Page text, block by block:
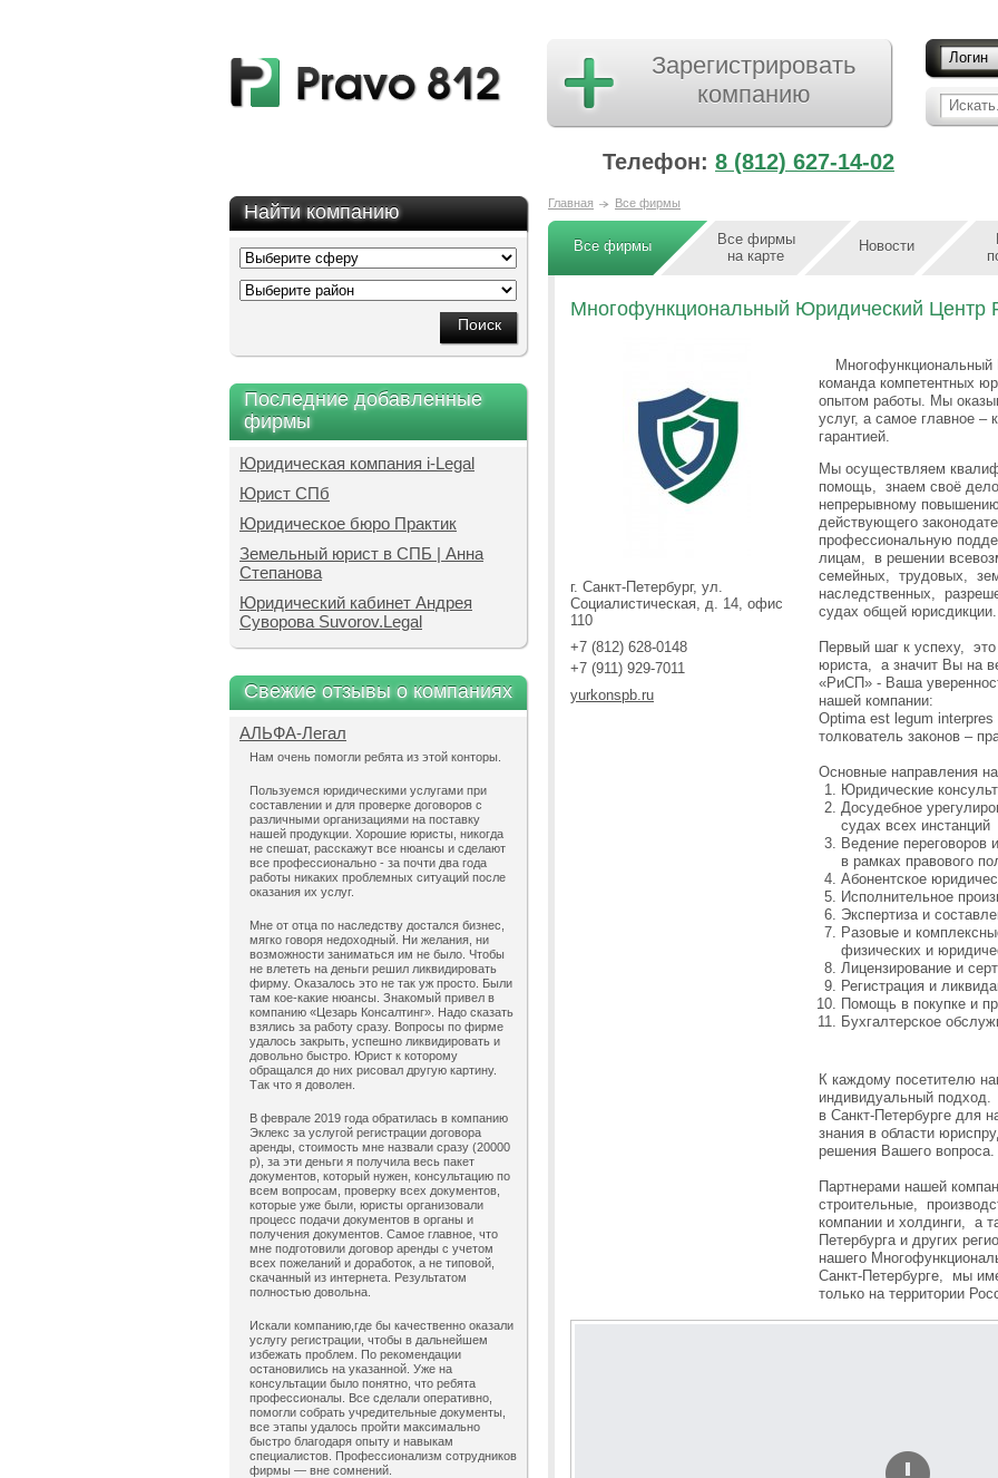
Логин
Зарегистрировать
компанию
Телефон: 8 (812) 627-14-02
Найти компанию
Последние добавленные
фирмы
Юридическая компания i-Legal
Юрист СПб
Юридическое бюро Практик
Земельный юрист в СПБ | Анна
Степанова
Юридический кабинет Андрея
Суворова Suvorov.Legal
Свежие отзывы о компаниях
АЛЬФА-Легал
Нам очень помогли ребята из этой конторы.
Пользуемся юридическими услугами при
составлении и для проверке договоров с
различными организациями на поставку
нашей продукции. Хорошие юристы, никогда
не спешат, расскажут все нюансы и сделают
все профессионально - за почти два года
работы никаких проблемных ситуаций после
оказания их услуг.
Мне от отца по наследству достался бизнес,
мягко говоря недоходный. Ни желания, ни
возможности заниматься им не было. Чтобы
не влететь на деньги решил ликвидировать
фирму. Оказалось это не так уж просто. Были
там кое-какие нюансы. Знакомый привел в
компанию «Цезарь Консалтинг». Надо сказать
взялись за работу сразу. Вопросы по фирме
удалось закрыть, успешно ликвидировать и
довольно быстро. Юрист к которому
обращался до них рисовал другую картину.
Так что я доволен.
В феврале 2019 года обратилась в компанию
Эклекс за услугой регистрации договора
аренды, стоимость мне назвали сразу (20000
р), за эти деньги я получила весь пакет
документов, который нужен, консультацию по
всем вопросам, проверку всех документов,
которые уже были, юристы организовали
процесс подачи документов в органы и
получения документов. Самое главное, что
мне подготовили договор аренды с учетом
всех пожеланий и доработок, а не типовой,
скачанный из интернета. Результатом
полностью довольна.
Искали компанию,где бы качественно оказали
услугу регистрации, чтобы в дальнейшем
избежать проблем. По рекомендации
остановились на указанной. Уже на
консультации было понятно, что ребята
профессионалы. Все сделали оперативно,
помогли собрать учредительные документы,
все этапы удалось пройти максимально
быстро благодаря опыту и навыкам
специалистов. Профессионализм сотрудников
фирмы — вне сомнений.
Главная Все фирмы
Все фирмы
Все фирмы
на карте
Новости
Многофункциональный Юридический Центр
г. Санкт-Петербург, ул.
Социалистическая, д. 14, офис
110
+7 (812) 628-0148
+7 (911) 929-7011
yurkonspb.ru
команда компетентных
опытом работы. Мы
услуг, а самое главное –
гарантией.
Мы осуществляем
помощь, знаем своё
непрерывному
действующего
профессиональную
лицам, в решении
семейных, трудовых,
наследственных,
судах общей юрисдикции.
Первый шаг к успеху,
юриста, а значит Вы на
«РиСП» - Ваша
нашей компании:
Optima est legum
толкователь законов –
Основные направления
Юридические
Досудебное
судах всех инстанций
Ведение переговоров
в рамках правового
Абонентское
Исполнительное
Экспертиза и
Разовые и
физических и
Лицензирование и
Регистрация и
Помощь в покупке и
Бухгалтерское
К каждому посетителю
индивидуальный
в Санкт-Петербурге для
знания в области
решения Вашего вопроса.
Партнерами нашей
строительные,
компании и холдинги, а
Петербурга и других
нашего
Санкт-Петербурге, мы
только на территории